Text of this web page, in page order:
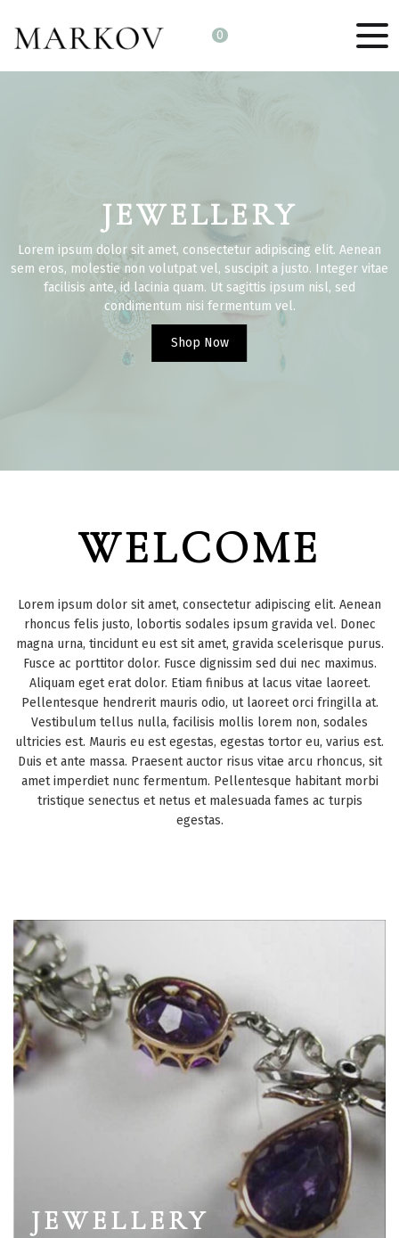
0
CERAMICS
Lorem ipsum dolor sit amet, consectetur adipiscing elit. Aenean
sem eros, molestie non volutpat vel, suscipit a justo. Integer vitae
facilisis ante, id lacinia quam. Ut sagittis ipsum nisl, sed
condimentum nisi fermentum vel.
Shop Now
WELCOME
Lorem ipsum dolor sit amet, consectetur adipiscing elit. Aenean
rhoncus felis justo, lobortis sodales ipsum gravida vel. Donec
magna urna, tincidunt eu est sit amet, gravida scelerisque purus.
Fusce ac porttitor dolor. Fusce dignissim sed dui nec maximus.
Aliquam eget erat dolor. Etiam finibus at lacus vitae laoreet.
Pellentesque hendrerit mauris odio, ut laoreet orci fringilla at.
Vestibulum tellus nulla, facilisis mollis lorem non, sodales
ultricies est. Mauris eu est egestas, egestas tortor eu, varius est.
Duis et ante massa. Praesent auctor risus vitae arcu rhoncus, sit
amet imperdiet nunc fermentum. Pellentesque habitant morbi
tristique senectus et netus et malesuada fames ac turpis
egestas.
JEWELLERY